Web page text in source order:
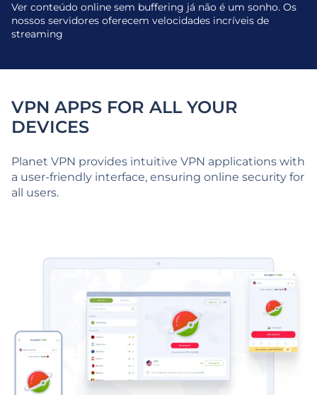
Ver conteúdo online sem buffering já não é um sonho. Os
nossos servidores oferecem velocidades incríveis de
streaming
VPN APPS FOR ALL YOUR
DEVICES
Planet VPN provides intuitive VPN applications with
a user-friendly interface, ensuring online security for
all users.